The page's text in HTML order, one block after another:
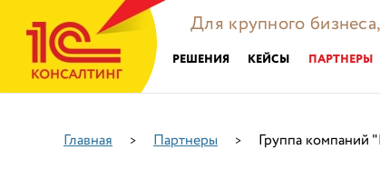
Для крупного
РЕШЕНИЯ КЕЙСЫ ПАРТНЕРЫ
Главная > Партнеры > Группа компаний